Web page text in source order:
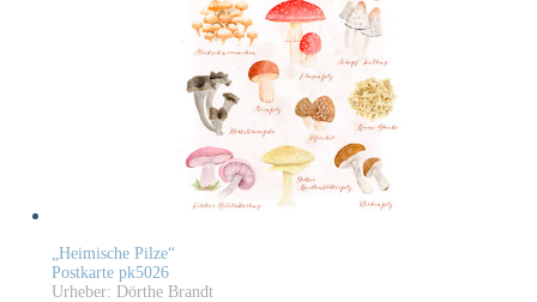
„Heimische Pilze“
Postkarte pk5026
Urheber: Dörthe Brandt